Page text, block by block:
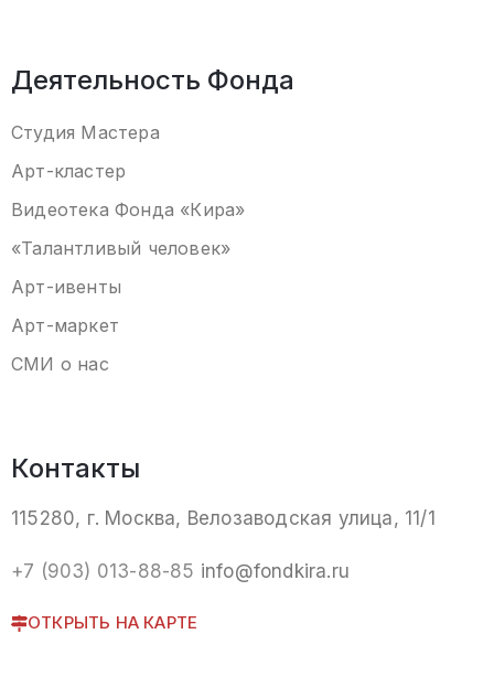
Деятельность Фонда
Студия Мастера
Арт-кластер
Видеотека Фонда «Кира»
«Талантливый человек»
Арт-ивенты
Арт-маркет
СМИ о нас
Контакты
115280, г. Москва, Велозаводская улица, 11/1
+7 (903) 013-88-85 info@fondkira.ru
ОТКРЫТЬ НА КАРТЕ